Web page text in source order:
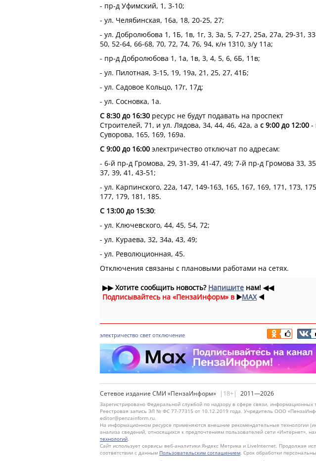
- пр-д Уфимский, 1, 3-10;
- ул. Челябинская, 16а, 18, 20-25, 27;
- ул. Добролюбова 1, 1Б, 1в, 1г, 3, 3а, 5, 7-27, 25а, 27а, 29-31,
50, 52-64, 66-68, 70, 72, 74, 76, 94, к/н 1310, з/у 11а;
- пр-д Добролюбова 1, 1а, 1в, 3, 4, 5, 6, 6Б, 11в;
- ул. Пилотная, 3-15, 19, 19а, 21, 25, 27, 41Б;
- ул. Садовое Кольцо, 17г, 17д;
- ул. Сосновка, 1а.
С 8:30 до 16:30 ресурс не будут подавать на проспект
Строителей, 71, и ул. Лядова, 34, 44, 46, 42а, а с 9:00 до 12:00 -
Суворова, 165, 169, 169а.
С 9:00 до 16:00 электричество отключат по адресам:
- 6-й пр-д Громова, 29, 31-39, 41-47, 49; 7-й пр-д Громова 33,
37, 39, 41, 43-51;
- ул. Карпинского, 22а, 147, 149-163, 165, 167, 169, 171, 173,
177, 179, 181, 185.
С 13:00 до 15:30:
- ул. Ключевского, 44, 45, 54, 72;
- ул. Кураева, 32, 34а, 43, 49;
- ул. Революционная, 45.
Отключения связаны с плановыми работами на сетях.
▶▶Хотите сообщить новость? Напишите нам! ◀◀
Подписывайтесь на «ПензаИнформ» в ▶️MAX ◀️
электричество свет отключение
Сетевое издание СМИ «ПензаИнформ» |18+| 2011—2026
Зарегистрировано Федеральной службой по надзору в сфере связи, информационных
Реестровая запись ЭЛ № ФС 77-77315 от 10.12.2019 года. Учредитель ООО
editor@penzainform.ru.
На информационном ресурсе применяются внешние рекомендательные технологии
анализа сведений, относящихся к предпочтениям пользователей сети «Интернет»,
технологий.
Сайт использует сервисы веб-аналитики Яндекс Метрика и LiveInternet. Продолжая
соответствии с данным Пользовательским соглашением. Срок обработки